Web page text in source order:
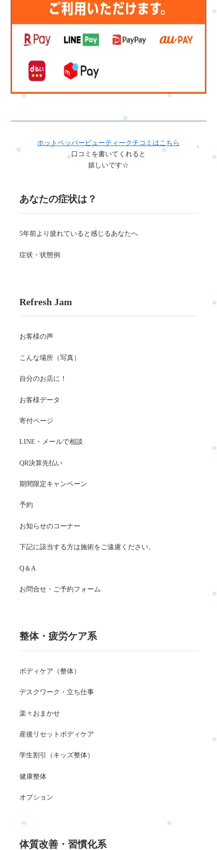
です■最後に一言まずはミニで整えてみてください。そのうえで
「もう少しやってみたい」と思えたら、120分へ。カラダとココ
です。
ホットペッパービューティークチコミはこちら
口コミを書いてくれると
嬉しいです☆
あなたの症状は？
5年前より疲れていると感じるあなたへ
症状・状態例
Refresh Jam
お客様の声
こんな場所（写真）
自分のお店に！
お客様データ
寄付ページ
LINE・メールで相談
QR決算先払い
期間限定キャンペーン
予約
お知らせのコーナー
下記に該当する方は施術をご遠慮ください。
Q＆A
お問合せ・ご予約フォーム
整体・疲労ケア系
ボディケア（整体）
デスクワーク・立ち仕事
楽々おまかせ
産後リセットボディケア
学生割引（キッズ整体）
健康整体
オプション
体質改善・習慣化系